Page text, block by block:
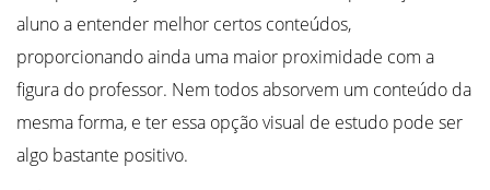
aluno a entender melhor certos conteúdos,
proporcionando ainda uma maior proximidade com a
figura do professor. Nem todos absorvem um conteúdo da
mesma forma, e ter essa opção visual de estudo pode ser
algo bastante positivo.